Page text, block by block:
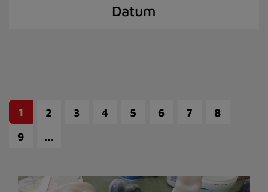
Datum
1 2 3 4 5 6 7
8
9
…